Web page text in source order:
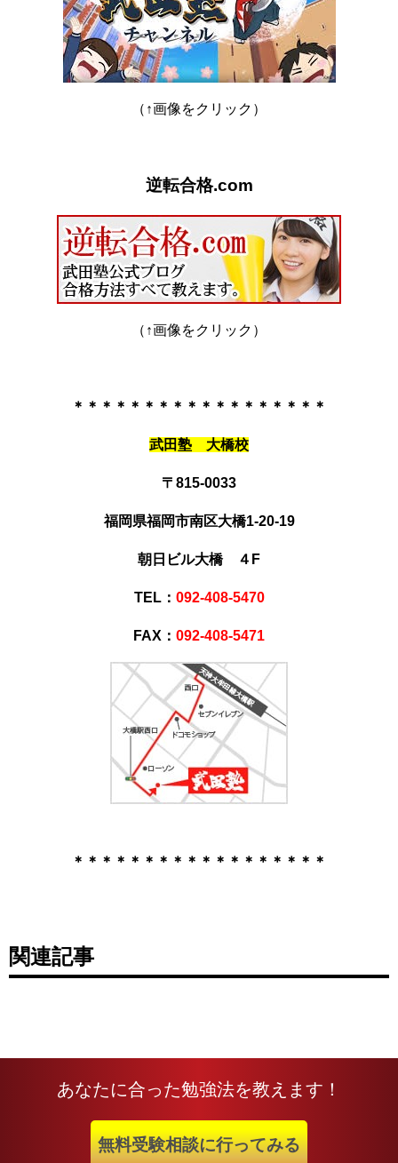
（↑画像をクリック）
逆転合格.com
（↑画像をクリック）
＊＊＊＊＊＊＊＊＊＊＊＊＊＊＊＊＊＊
武田塾 大橋校
〒815-0033
福岡県福岡市南区大橋1-20-19
朝日ビル大橋 ４F
TEL： 092-408-5470
FAX： 092-408-5471
＊＊＊＊＊＊＊＊＊＊＊＊＊＊＊＊＊＊
関連記事
あなたに合った勉強法を教えます！
無料受験相談に行ってみる